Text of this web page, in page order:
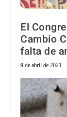
El
Cambio
falta de
9 de abril de 2021